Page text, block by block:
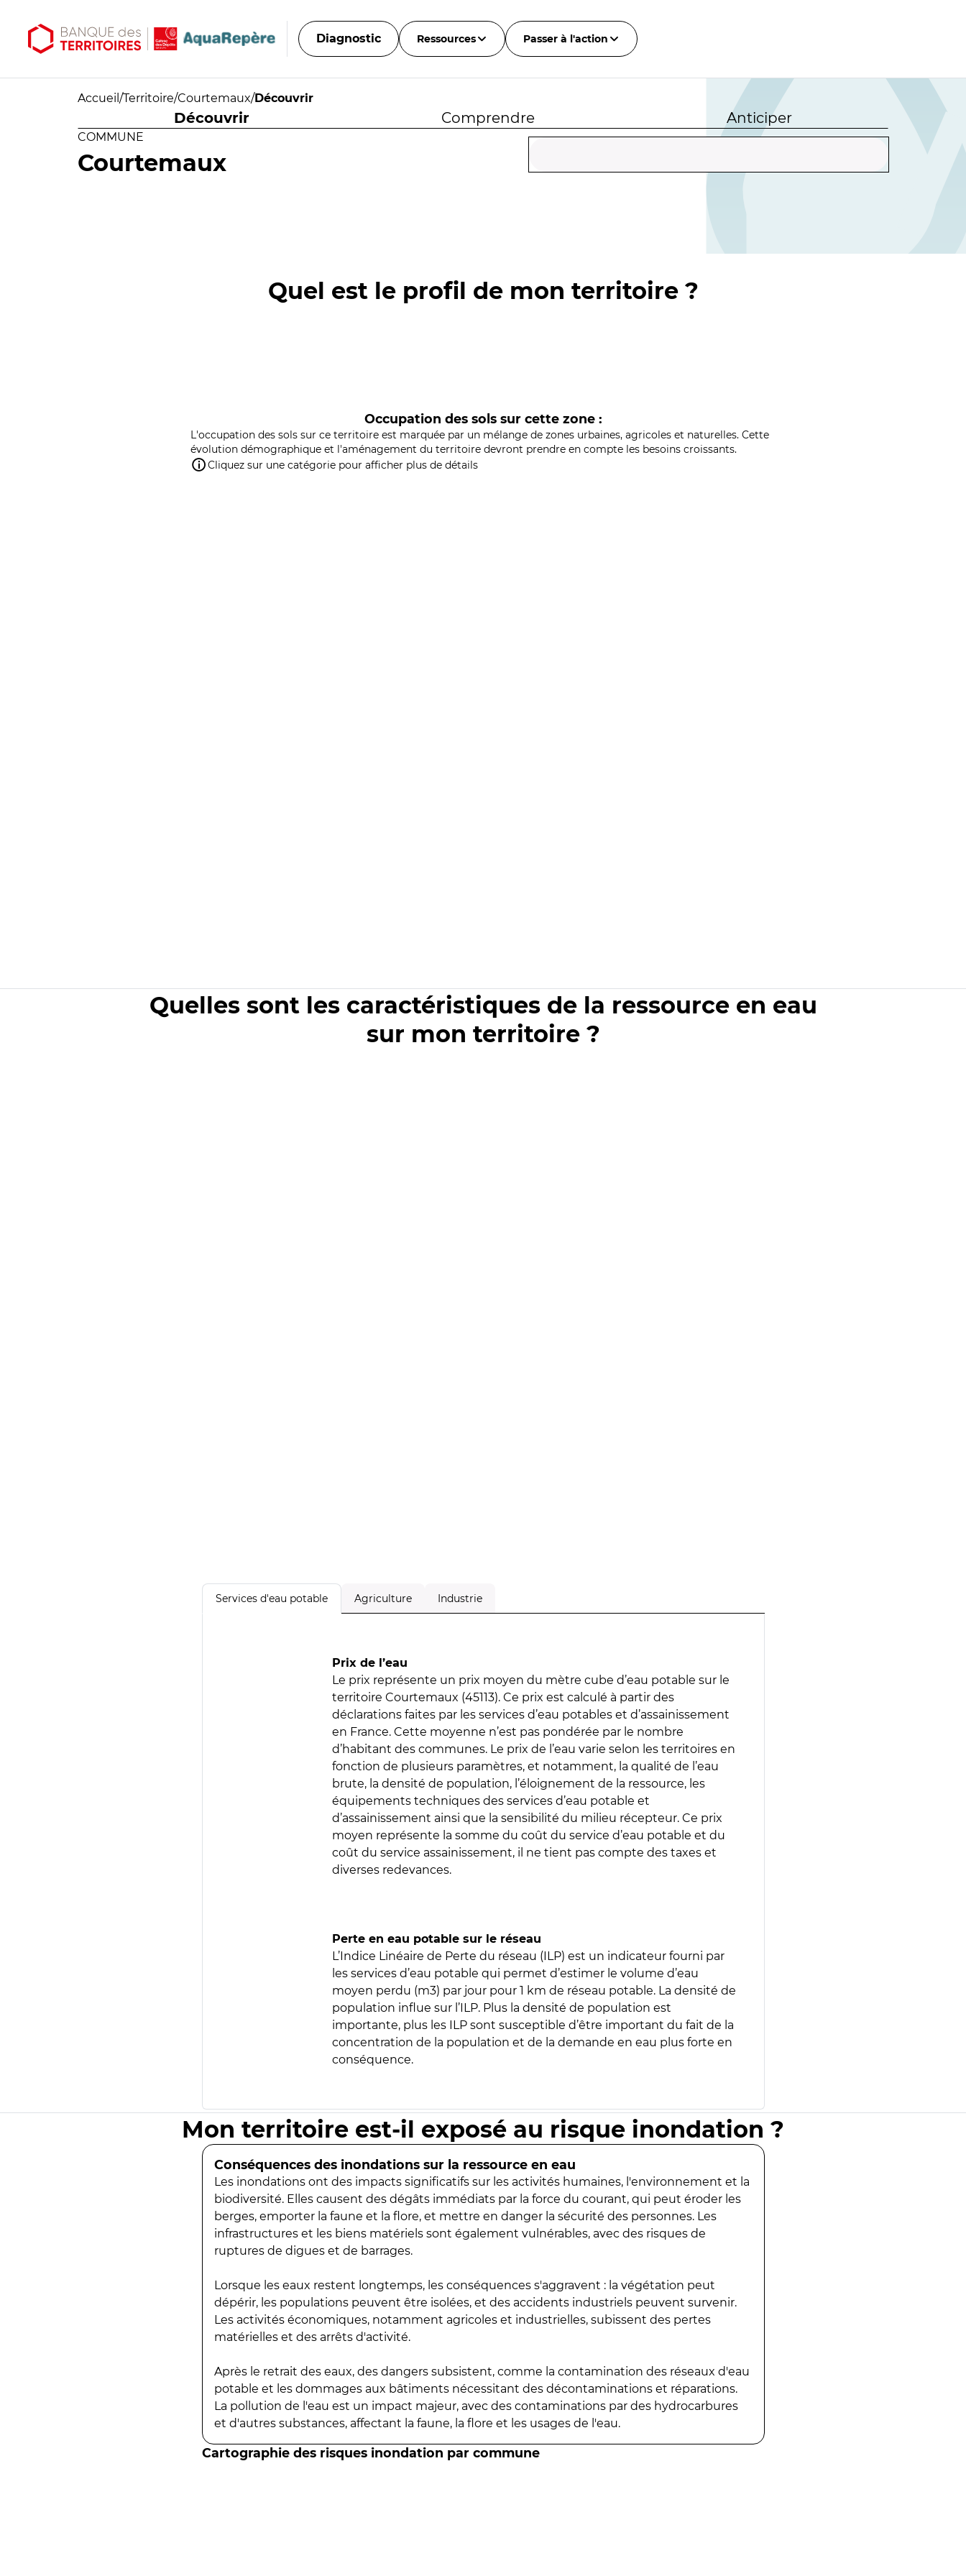
Diagnostic Ressources Passer à l'action
Accueil /Territoire/Courtemaux/Découvrir
Découvrir Comprendre Anticiper
COMMUNE
Courtemaux
Quel est le profil de mon territoire ?
Occupation des sols sur cette zone :
L'occupation des sols sur ce territoire est marquée par un mélange de zones urbaines, agricoles et naturelles. Cette
évolution démographique et l'aménagement du territoire devront prendre en compte les besoins croissants.
Cliquez sur une catégorie pour afficher plus de détails
Quelles sont les caractéristiques de la ressource en eau
sur mon territoire ?
Services d'eau potable Agriculture Industrie
Prix de l’eau
Le prix représente un prix moyen du mètre cube d’eau potable sur le
territoire Courtemaux (45113). Ce prix est calculé à partir des
déclarations faites par les services d’eau potables et d’assainissement
en France. Cette moyenne n’est pas pondérée par le nombre
d’habitant des communes. Le prix de l’eau varie selon les territoires en
fonction de plusieurs paramètres, et notamment, la qualité de l’eau
brute, la densité de population, l’éloignement de la ressource, les
équipements techniques des services d’eau potable et
d’assainissement ainsi que la sensibilité du milieu récepteur. Ce prix
moyen représente la somme du coût du service d’eau potable et du
coût du service assainissement, il ne tient pas compte des taxes et
diverses redevances.
Perte en eau potable sur le réseau
L’Indice Linéaire de Perte du réseau (ILP) est un indicateur fourni par
les services d’eau potable qui permet d’estimer le volume d’eau
moyen perdu (m3) par jour pour 1 km de réseau potable. La densité de
population influe sur l’ILP. Plus la densité de population est
importante, plus les ILP sont susceptible d’être important du fait de la
concentration de la population et de la demande en eau plus forte en
conséquence.
Mon territoire est-il exposé au risque inondation ?
Conséquences des inondations sur la ressource en eau
Les inondations ont des impacts significatifs sur les activités humaines, l'environnement et la
biodiversité. Elles causent des dégâts immédiats par la force du courant, qui peut éroder les
berges, emporter la faune et la flore, et mettre en danger la sécurité des personnes. Les
infrastructures et les biens matériels sont également vulnérables, avec des risques de
ruptures de digues et de barrages.
Lorsque les eaux restent longtemps, les conséquences s'aggravent : la végétation peut
dépérir, les populations peuvent être isolées, et des accidents industriels peuvent survenir.
Les activités économiques, notamment agricoles et industrielles, subissent des pertes
matérielles et des arrêts d'activité.
Après le retrait des eaux, des dangers subsistent, comme la contamination des réseaux d'eau
potable et les dommages aux bâtiments nécessitant des décontaminations et réparations.
La pollution de l'eau est un impact majeur, avec des contaminations par des hydrocarbures
et d'autres substances, affectant la faune, la flore et les usages de l'eau.
Cartographie des risques inondation par commune